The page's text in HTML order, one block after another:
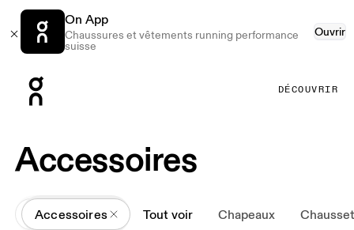
On App
Chaussures et vêtements running performance
suisse
Ouvrir
DÉCOUVRIR
Accessoires
All
Accessoires Tout voir Chapeaux